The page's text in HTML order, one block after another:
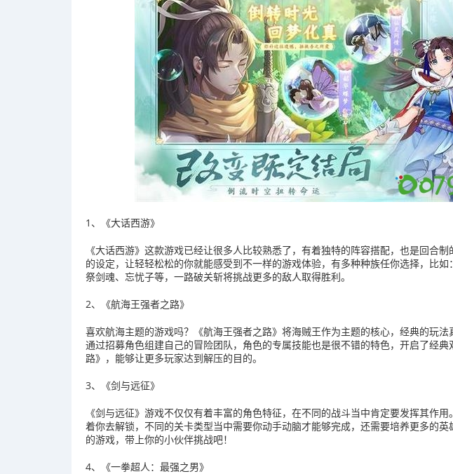
1、《大话西游》
《大话西游》这款游戏已经让很多人比较熟悉了，有着独特的阵容搭配，也是回合
的设定，让轻轻松松的你就能感受到不一样的游戏体验，有多种种族任你选择，比如
祭剑魂、忘忧子等，一路破关斩将挑战更多的敌人取得胜利。
2、《航海王强者之路》
喜欢航海主题的游戏吗？《航海王强者之路》将海贼王作为主题的核心，经典的玩
通过招募角色组建自己的冒险团队，角色的专属技能也是很不错的特色，开启了经典
路》，能够让更多玩家达到解压的目的。
3、《剑与远征》
《剑与远征》游戏不仅仅有着丰富的角色特征，在不同的战斗当中肯定要发挥其作
着你去解锁，不同的关卡类型当中需要你动手动脑才能够完成，还需要培养更多的
的游戏，带上你的小伙伴挑战吧！
4、《一拳超人：最强之男》